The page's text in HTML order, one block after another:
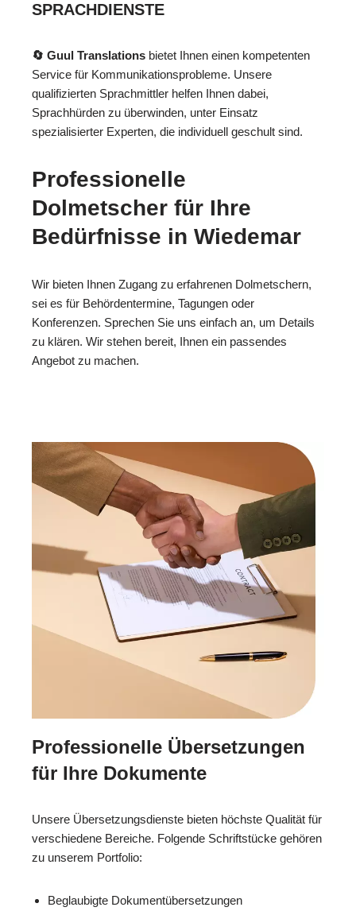
SPRACHDIENSTE
🔄 Guul Translations bietet Ihnen einen kompetenten
Service für Kommunikationsprobleme. Unsere
qualifizierten Sprachmittler helfen Ihnen dabei,
Sprachhürden zu überwinden, unter Einsatz
spezialisierter Experten, die individuell geschult sind.
Professionelle
Dolmetscher für Ihre
Bedürfnisse in Wiedemar
Wir bieten Ihnen Zugang zu erfahrenen Dolmetschern,
sei es für Behördentermine, Tagungen oder
Konferenzen. Sprechen Sie uns einfach an, um Details
zu klären. Wir stehen bereit, Ihnen ein passendes
Angebot zu machen.
Professionelle Übersetzungen
für Ihre Dokumente
Unsere Übersetzungsdienste bieten höchste Qualität für
verschiedene Bereiche. Folgende Schriftstücke gehören
zu unserem Portfolio:
Beglaubigte Dokumentübersetzungen